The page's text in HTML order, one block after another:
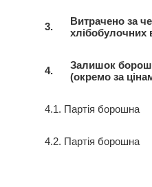
3.
Витрачено за
хлібобулочних
4.
Залишок
(окремо за
4.1. Партія борошна
4.2. Партія борошна